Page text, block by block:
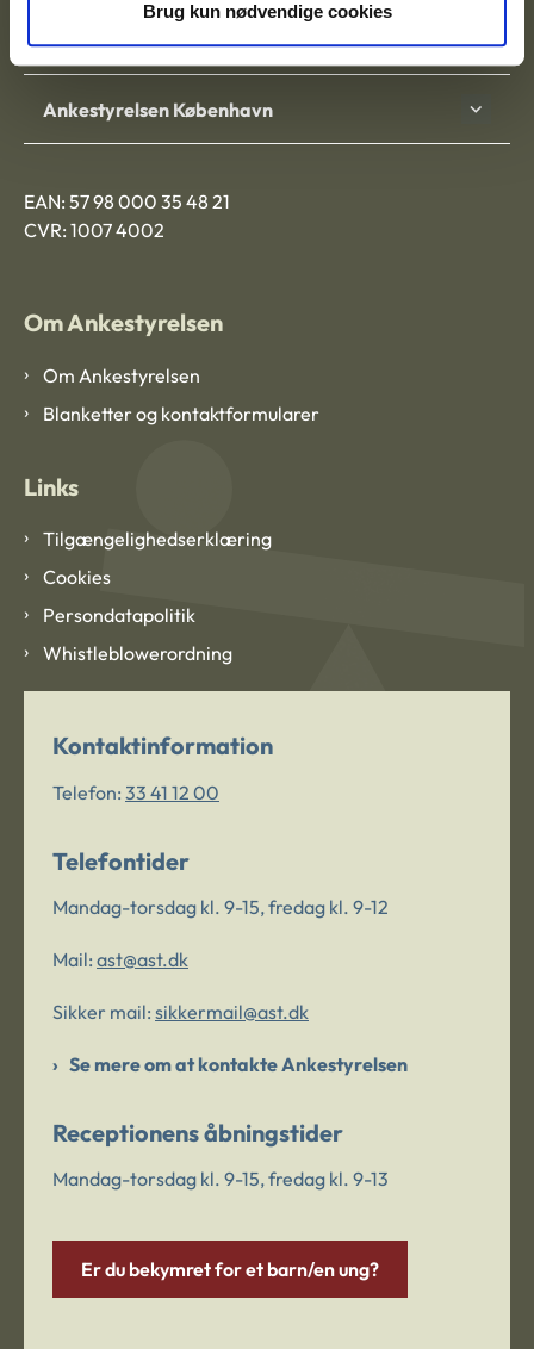
Brug kun nødvendige cookies
Ankestyrelsen Aalborg
Ankestyrelsen København
EAN: 57 98 000 35 48 21
CVR: 1007 4002
Om Ankestyrelsen
Om Ankestyrelsen
Blanketter og kontaktformularer
Links
Tilgængelighedserklæring
Cookies
Persondatapolitik
Whistleblowerordning
Kontaktinformation
Telefon: 33 41 12 00
Telefontider
Mandag-torsdag kl. 9-15, fredag kl. 9-12
Mail: ast@ast.dk
Sikker mail: sikkermail@ast.dk
Se mere om at kontakte Ankestyrelsen
Receptionens åbningstider
Mandag-torsdag kl. 9-15, fredag kl. 9-13
Er du bekymret for et barn/en ung?